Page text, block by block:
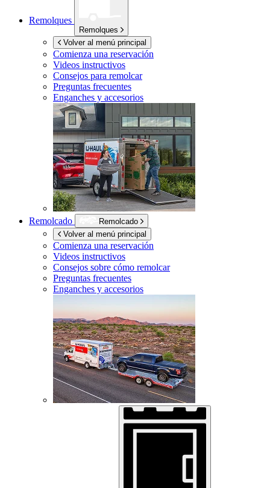
Remolques
Remolques
Volver al menú principal
Comienza una reservación
Videos instructivos
Consejos para remolcar
Preguntas frecuentes
Enganches y accesorios
Remolcado
Remolcado
Volver al menú principal
Comienza una reservación
Videos instructivos
Consejos sobre cómo remolcar
Preguntas frecuentes
Enganches y accesorios